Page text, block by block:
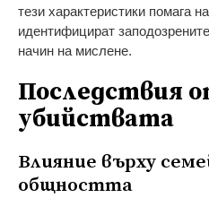
тези характеристики помага
идентифицират
начин на мислене.
Последствия
убийствата
Влияние върху
общността